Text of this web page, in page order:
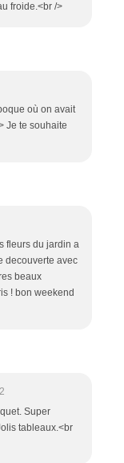
froide.<br />
où on avait
Je te souhaite
fleurs du jardin a
decouverte avec
beaux
! bon weekend
Super
tableaux.<br